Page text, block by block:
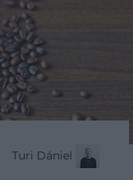
Turi Dániel